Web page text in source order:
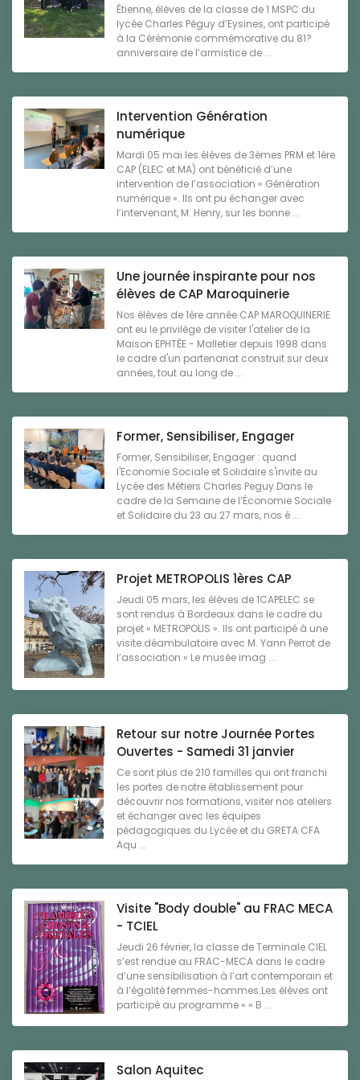
Étienne, élèves de la classe de 1 MSPC du
lycée Charles Péguy d’Eysines, ont participé
à la Cérémonie commémorative du 81?
anniversaire de l’armistice de ...
Intervention Génération
numérique
Mardi 05 mai les élèves de 3èmes PRM et 1ère
CAP (ELEC et MA) ont bénéficié d’une
intervention de l’association « Génération
numérique ». Ils ont pu échanger avec
l’intervenant, M. Henry, sur les bonne ...
Une journée inspirante pour nos
élèves de CAP Maroquinerie
Nos élèves de 1ère année CAP MAROQUINERIE
ont eu le privilège de visiter l'atelier de la
Maison EPHTÉE - Malletier depuis 1998 dans
le cadre d'un partenariat construit sur deux
années, tout au long de ...
Former, Sensibiliser, Engager
Former, Sensibiliser, Engager : quand
l'Economie Sociale et Solidaire s'invite au
Lycée des Métiers Charles Peguy.Dans le
cadre de la Semaine de l’Économie Sociale
et Solidaire du 23 au 27 mars, nos é ...
Projet METROPOLIS 1ères CAP
Jeudi 05 mars, les élèves de 1CAPELEC se
sont rendus à Bordeaux dans le cadre du
projet « METROPOLIS ». Ils ont participé à une
visite déambulatoire avec M. Yann Perrot de
l’association « Le musée imag ...
Retour sur notre Journée Portes
Ouvertes - Samedi 31 janvier
Ce sont plus de 210 familles qui ont franchi
les portes de notre établissement pour
découvrir nos formations, visiter nos ateliers
et échanger avec les équipes
pédagogiques du Lycée et du GRETA CFA
Aqu ...
Visite "Body double" au FRAC MECA
- TCIEL
Jeudi 26 février, la classe de Terminale CIEL
s’est rendue au FRAC-MECA dans le cadre
d’une sensibilisation à l’art contemporain et
à l’égalité femmes-hommes.Les élèves ont
participé au programme « « B ...
Salon Aquitec